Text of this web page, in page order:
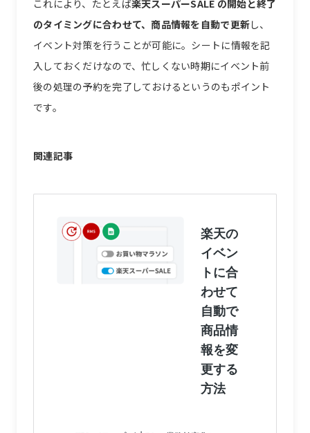
これにより、たとえば楽天スーパーSALE の開始と終了
のタイミングに合わせて、商品情報を自動で更新し、
イベント対策を行うことが可能に。シートに情報を記
入しておくだけなので、忙しくない時期にイベント前
後の処理の予約を完了しておけるというのもポイント
です。
関連記事